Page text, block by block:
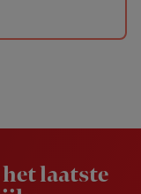
laatste